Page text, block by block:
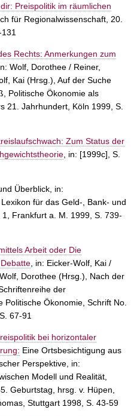
Preispolitik im räumlichen
für Regionalwissenschaft, 20.
Rechts: Anmerkungen zum
in: Wolf, Dorothee / Reiner,
Kai (Hrsg.), Auf der Suche
Politische Ökonomie als
21. Jahrhundert, Köln 1999, S.
Zum Status der
, in: [1999c], S.
Überblick, in:
für das Geld-, Bank- und
1, Frankfurt a. M. 1999, S. 739-
Arbeit oder Die
, in: Eicker-Wolf, Kai /
Dorothee (Hrsg.), Nach der
der
Politische Ökonomie, Schrift No.
67-91
bei horizontaler
Eine Ortsbesichtigung aus
Perspektive, in:
Modell und Realität,
Geburtstag, hrsg. v. Hüpen,
Stuttgart 1998, S. 43-59